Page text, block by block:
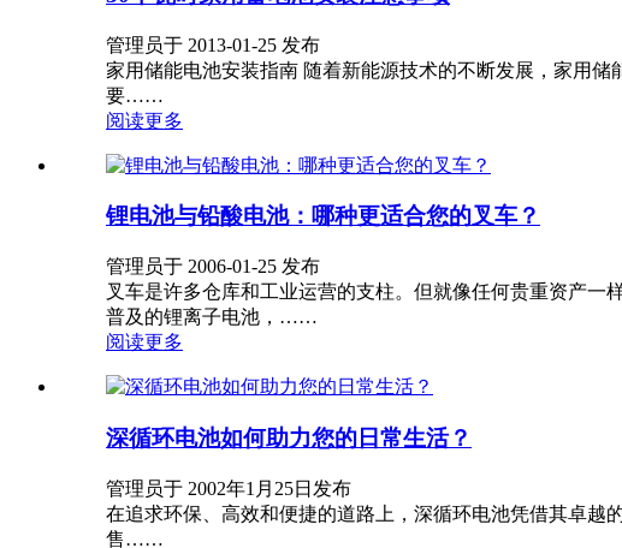
管理员于 2013-01-25 发布
家用储能电池安装指南 随着新能源技术的不断发展，家用
要……
阅读更多
锂电池与铅酸电池：哪种更适合您的叉车？
管理员于 2006-01-25 发布
叉车是许多仓库和工业运营的支柱。但就像任何贵重资产
普及的锂离子电池，……
阅读更多
深循环电池如何助力您的日常生活？
管理员于 2002年1月25日发布
在追求环保、高效和便捷的道路上，深循环电池凭借其卓越
售……